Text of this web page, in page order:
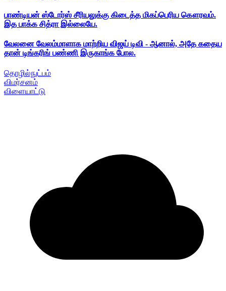
பாண்டியன் ஸ்டோர்ஸ் சீரியலுக்கு கிடைத்த மிகப்பெரிய கௌரவம்.
இத பாக்க சித்ரா இல்லையே.
வேலனை வேலம்மாளாக மாற்றிய விஜய் டிவி - ஆனால், அதே கதைய
தான் டிங்கரிங் பண்ணி இருகாங்க போல.
தொழில்நுட்பம்
விமர்சனம்
விளையாட்டு